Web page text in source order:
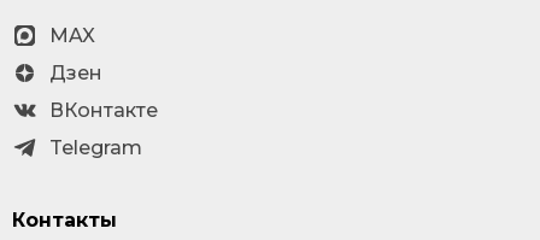
MAX
Дзен
ВКонтакте
Telegram
Контакты